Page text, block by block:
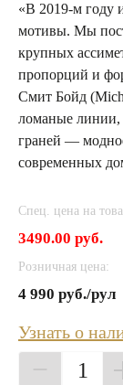
«В 2019-м году
мотивы. Мы
крупных
пропорций и
Смит Бойд
ломаные линии,
граней —
современных
Спец. цена на
3490.00 руб.
Розничная цена:
4 990 руб./рул
Узнать о
1